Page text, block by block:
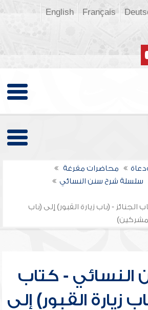
Français
English
محاضرات مفرغة
سلسلة شرح سنن النسائي
- (باب زيارة القبور) إلى (باب
النسائي - كتاب
زيارة القبور) إلى